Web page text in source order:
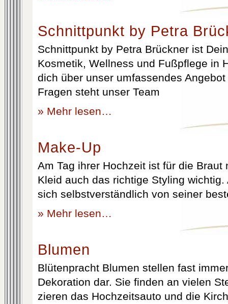
Schnittpunkt by Petra
Schnittpunkt by Petra Brückner ist
Kosmetik, Wellness und Fußpflege in
dich über unser umfassendes
Fragen steht unser Team
» Mehr lesen…
Make-Up
Am Tag ihrer Hochzeit ist für die Braut
Kleid auch das richtige Styling
sich selbstverständlich von seiner
» Mehr lesen…
Blumen
Blütenpracht Blumen stellen fast
Dekoration dar. Sie finden an vielen
zieren das Hochzeitsauto und die